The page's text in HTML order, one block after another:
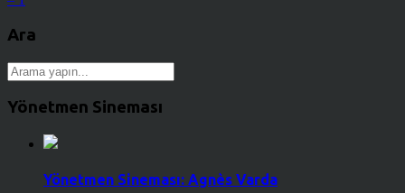
Ara
Yönetmen Sineması
Yönetmen Sineması: Agnès Varda